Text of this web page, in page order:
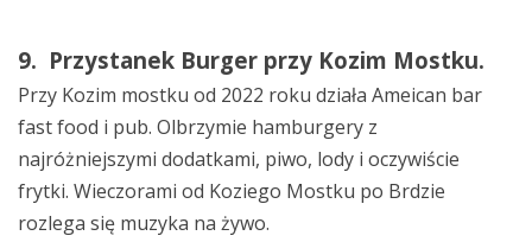
9. Przystanek Burger przy Kozim Mostku.
Przy Kozim mostku od 2022 roku działa Ameican bar
fast food i pub. Olbrzymie hamburgery z
najróżniejszymi dodatkami, piwo, lody i oczywiście
frytki. Wieczorami od Koziego Mostku po Brdzie
rozlega się muzyka na żywo.